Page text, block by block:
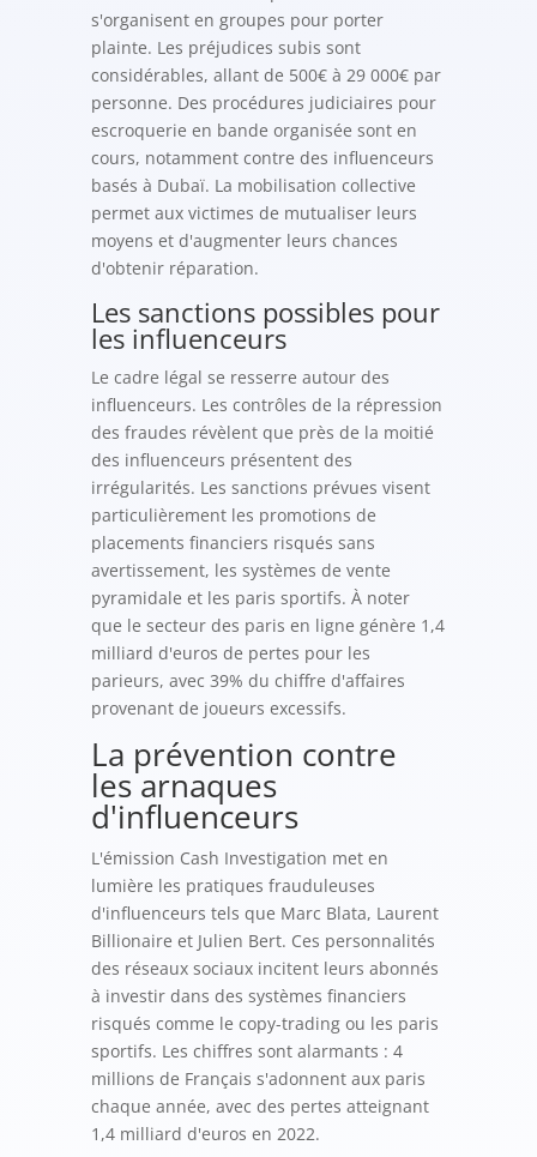
s'organisent en groupes pour porter
plainte. Les préjudices subis sont
considérables, allant de 500€ à 29 000€ par
personne. Des procédures judiciaires pour
escroquerie en bande organisée sont en
cours, notamment contre des influenceurs
basés à Dubaï. La mobilisation collective
permet aux victimes de mutualiser leurs
moyens et d'augmenter leurs chances
d'obtenir réparation.
Les sanctions possibles pour
les influenceurs
Le cadre légal se resserre autour des
influenceurs. Les contrôles de la répression
des fraudes révèlent que près de la moitié
des influenceurs présentent des
irrégularités. Les sanctions prévues visent
particulièrement les promotions de
placements financiers risqués sans
avertissement, les systèmes de vente
pyramidale et les paris sportifs. À noter
que le secteur des paris en ligne génère 1,4
milliard d'euros de pertes pour les
parieurs, avec 39% du chiffre d'affaires
provenant de joueurs excessifs.
La prévention contre
les arnaques
d'influenceurs
L'émission Cash Investigation met en
lumière les pratiques frauduleuses
d'influenceurs tels que Marc Blata, Laurent
Billionaire et Julien Bert. Ces personnalités
des réseaux sociaux incitent leurs abonnés
à investir dans des systèmes financiers
risqués comme le copy-trading ou les paris
sportifs. Les chiffres sont alarmants : 4
millions de Français s'adonnent aux paris
chaque année, avec des pertes atteignant
1,4 milliard d'euros en 2022.